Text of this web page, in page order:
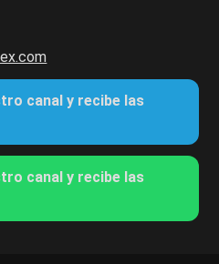
canal y recibe las
canal y recibe las